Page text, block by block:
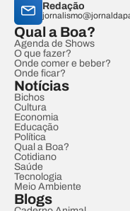
Redação
Qual a Boa?
Agenda de Shows
O que fazer?
Onde comer e beber?
Onde ficar?
Notícias
Bichos
Cultura
Economia
Educação
Política
Qual a Boa?
Cotidiano
Saúde
Tecnologia
Meio Ambiente
Blogs